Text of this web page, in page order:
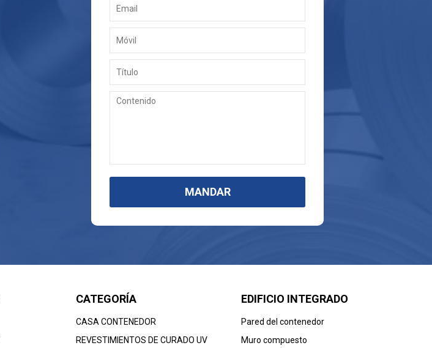
MANDAR
CATEGORÍA
CASA CONTENEDOR
REVESTIMIENTOS DE CURADO UV
EDIFICIO INTEGRADO
Pared del contenedor
Muro compuesto